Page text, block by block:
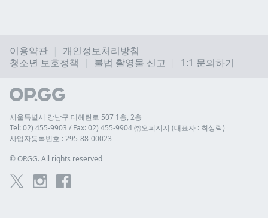
이용약관
개인정보처리방침
청소년 보호정책
불법 촬영물 신고 1:1 문의하기
서울특별시 강남구 테헤란로 507 1층, 2층
Tel: 02) 455-9903 / Fax: 02) 455-9904 ㈜오피지지 (대표자 : 최상락)
사업자등록번호 : 295-88-00023
© OP.GG. All rights reserved